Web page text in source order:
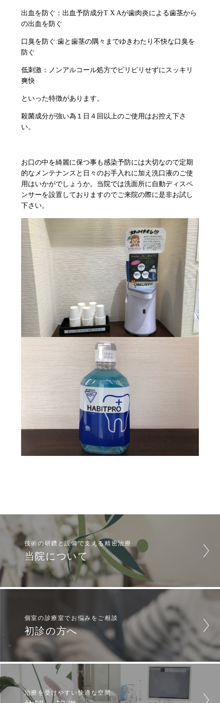
出血を防ぐ：出血予防成分T X Aが歯肉炎による歯茎から
の出血を防ぐ
口臭を防ぐ:歯と歯茎の隅々までゆきわたり不快な口臭を
防ぐ
低刺激：ノンアルコール処方でピリピリせずにスッキリ
爽快
といった特徴があります。
殺菌成分が強い為１日４回以上のご使用はお控え下さ
い。
お口の中を綺麗に保つ事も感染予防には大切なので定期
的なメンテナンスと日々のお手入れに加え洗口液のご使
用はいかがでしょうか。当院では洗面所に自動ディスペ
ンサーを設置しておりますのでご来院の際に是非お試し
下さい。
技術の研鑽と設備で支える精密治療
当院について
個室の診療室でお悩みをご相談
初診の方へ
治療を受けやすい快適な空間